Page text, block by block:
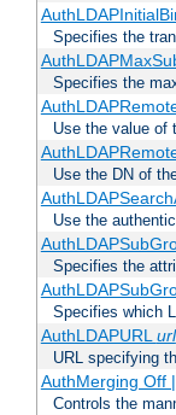
Specifies the
Specifies the
Use the value of
Use the DN of
Use the
Specifies the
Specifies which
AuthLDAPURLurl
URL specifying
AuthMerging Off
Controls the